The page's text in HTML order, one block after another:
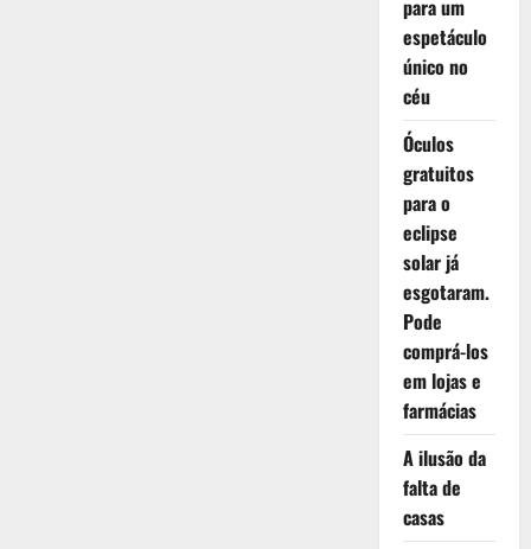
para um
espetáculo
único no
céu
Óculos
gratuitos
para o
eclipse
solar já
esgotaram.
Pode
comprá-los
em lojas e
farmácias
A ilusão da
falta de
casas